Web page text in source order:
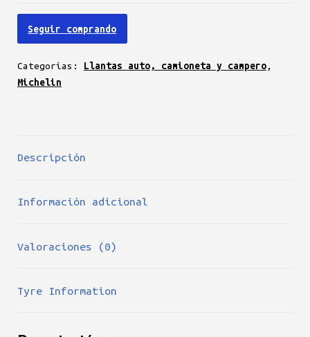
era:
$467.900.
Seguir comprando
Categorías: Llantas auto, camioneta y campero,
Michelin
Descripción
Información adicional
Valoraciones (0)
Tyre Information